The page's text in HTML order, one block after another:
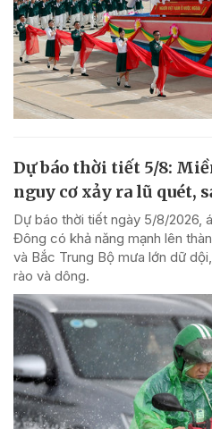
Dự báo thời tiết 5/8:
nguy cơ xảy ra lũ quét,
Dự báo thời tiết ngày 5/8/2026,
Đông có khả năng mạnh lên
và Bắc Trung Bộ mưa lớn dữ
rào và dông.